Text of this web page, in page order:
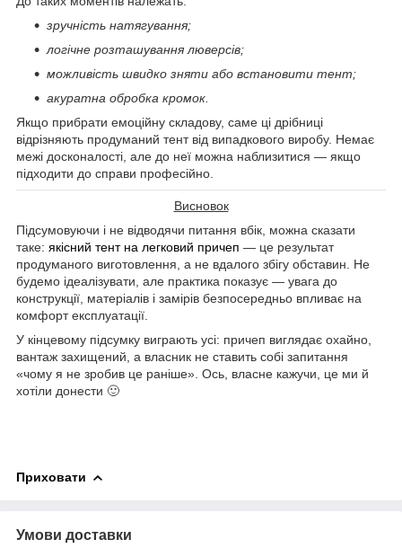
зручність натягування;
логічне розташування люверсів;
можливість швидко зняти або встановити тент;
акуратна обробка кромок.
Якщо прибрати емоційну складову, саме ці дрібниці
відрізняють продуманий тент від випадкового виробу. Немає
межі досконалості, але до неї можна наблизитися — якщо
підходити до справи професійно.
Висновок
Підсумовуючи і не відводячи питання вбік, можна сказати
таке: якісний тент на легковий причеп — це результат
продуманого виготовлення, а не вдалого збігу обставин. Не
будемо ідеалізувати, але практика показує — увага до
конструкції, матеріалів і замірів безпосередньо впливає на
комфорт експлуатації.
У кінцевому підсумку виграють усі: причеп виглядає охайно,
вантаж захищений, а власник не ставить собі запитання
«чому я не зробив це раніше». Ось, власне кажучи, це ми й
хотіли донести 🙂
Приховати
Умови доставки